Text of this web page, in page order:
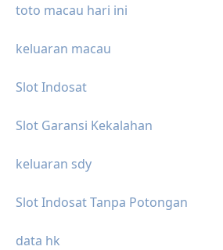
toto macau hari ini
keluaran macau
Slot Indosat
Slot Garansi Kekalahan
keluaran sdy
Slot Indosat Tanpa Potongan
data hk